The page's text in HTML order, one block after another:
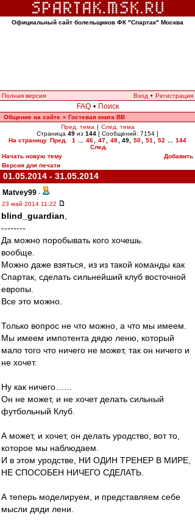
Официальный сайт болельщиков ФК "Спартак" Москва
Полная версия Вход • Регистрация
FAQ • Поиск
Общение на сайте » Гостевая книга ВВ
Пред. тема | След. тема
Страница 49 из 144 [ Сообщений: 7154 ]
На страницу Пред. 1 46 47 48 49 50 51 52
144
След.
Начать новую тему
Добавить
Версия для печати
01.05.2014 - 31.05.2014
Matvey99 -
23 май 2014 11:22
blind_guardian
--------
Да можно поробывать кого хочешь.
вообще.
Можно даже взяться, из из такой команды как
Спартак, сделать сильнейший клуб восточной
европы.
Все это можно.
Только вопрос не что можно, а что мы имеем.
Мы имеем импотента дядю леню, который
мало того что ничего не может, так он ничего и
не хочет.
Ну как ничего……
Он не может, и не хочет делать сильный
футбольный Клуб.
А может, и хочет, он делать уродство, вот то,
которое мы наблюдаем.
И в этом уродстве, НИ ОДИН ТРЕНЕР В МИРЕ,
НЕ СПОСОБЕН НИЧЕГО СДЕЛАТЬ.
А теперь моделируем, и представляем себе
мысли дяди лени.